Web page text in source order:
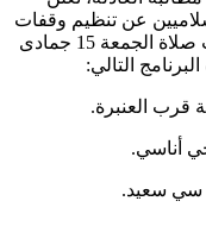
عن تنظيم وقفات
احتجاجية و تحسيسية بعدد من المدن عقب صلاة الجمعة 15 جمادى